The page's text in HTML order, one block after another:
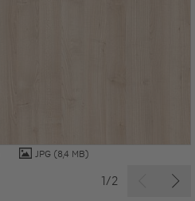
JPG (8,4 MB)
1/2